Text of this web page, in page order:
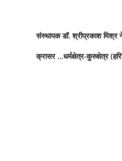
संस्थापक डॉ. श्रीप्रकाश मिश्र
क्रासर …धर्मक्षेत्र-कुरुक्षेत्र